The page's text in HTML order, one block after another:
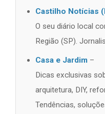
Castilho Notícias
O seu diário local
Região (SP).
Casa e Jardim –
Dicas exclusivas
arquitetura, DIY,
Tendências,